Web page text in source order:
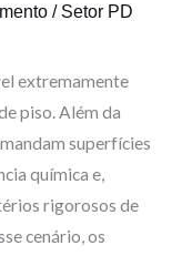
/ Setor PD
extremamente
piso. Além da
superfícies
química e,
rigorosos de
cenário, os